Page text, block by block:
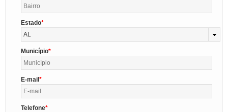
Estado
AL
Município
E-mail
Telefone